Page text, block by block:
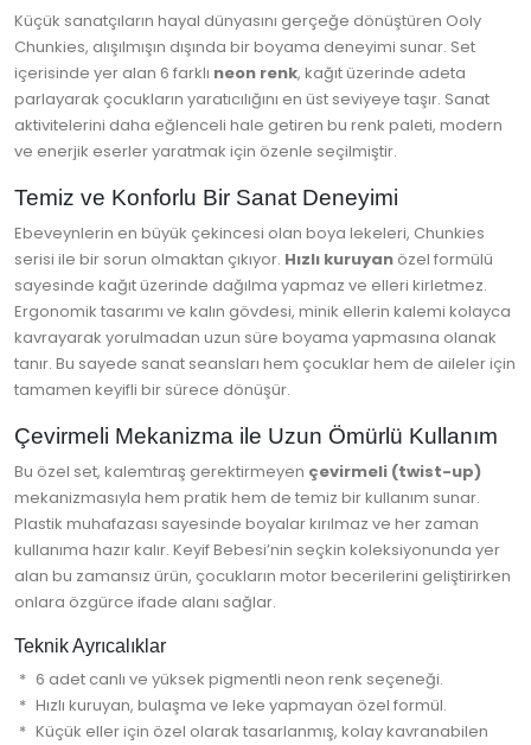
Küçük sanatçıların hayal dünyasını gerçeğe dönüştüren Ooly
Chunkies, alışılmışın dışında bir boyama deneyimi sunar. Set
içerisinde yer alan 6 farklı neon renk, kağıt üzerinde adeta
parlayarak çocukların yaratıcılığını en üst seviyeye taşır. Sanat
aktivitelerini daha eğlenceli hale getiren bu renk paleti, modern
ve enerjik eserler yaratmak için özenle seçilmiştir.
Temiz ve Konforlu Bir Sanat Deneyimi
Ebeveynlerin en büyük çekincesi olan boya lekeleri, Chunkies
serisi ile bir sorun olmaktan çıkıyor. Hızlı kuruyan özel formülü
sayesinde kağıt üzerinde dağılma yapmaz ve elleri kirletmez.
Ergonomik tasarımı ve kalın gövdesi, minik ellerin kalemi kolayca
kavrayarak yorulmadan uzun süre boyama yapmasına olanak
tanır. Bu sayede sanat seansları hem çocuklar hem de aileler için
tamamen keyifli bir sürece dönüşür.
Çevirmeli Mekanizma ile Uzun Ömürlü Kullanım
Bu özel set, kalemtıraş gerektirmeyen çevirmeli (twist-up)
mekanizmasıyla hem pratik hem de temiz bir kullanım sunar.
Plastik muhafazası sayesinde boyalar kırılmaz ve her zaman
kullanıma hazır kalır. Keyif Bebesi’nin seçkin koleksiyonunda yer
alan bu zamansız ürün, çocukların motor becerilerini geliştirirken
onlara özgürce ifade alanı sağlar.
Teknik Ayrıcalıklar
6 adet canlı ve yüksek pigmentli neon renk seçeneği.
Hızlı kuruyan, bulaşma ve leke yapmayan özel formül.
Küçük eller için özel olarak tasarlanmış, kolay kavranabilen